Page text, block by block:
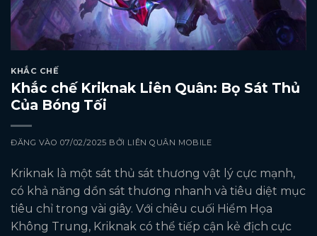
KHẮC CHẾ
Khắc chế Kriknak Liên Quân: Bọ Sát Thủ
Của Bóng Tối
ĐĂNG VÀO07/02/2025 BỞI LIÊN QUÂN MOBILE
Kriknak là một sát thủ sát thương vật lý cực mạnh,
có khả năng dồn sát thương nhanh và tiêu diệt mục
tiêu chỉ trong vài giây. Với chiêu cuối Hiểm Họa
Không Trung, Kriknak có thể tiếp cận kẻ địch cực